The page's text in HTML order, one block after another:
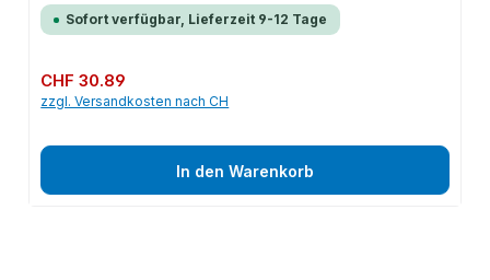
Sofort verfügbar, Lieferzeit 9-12 Tage
Regulärer Preis:
CHF 30.89
zzgl. Versandkosten nach CH
In den Warenkorb